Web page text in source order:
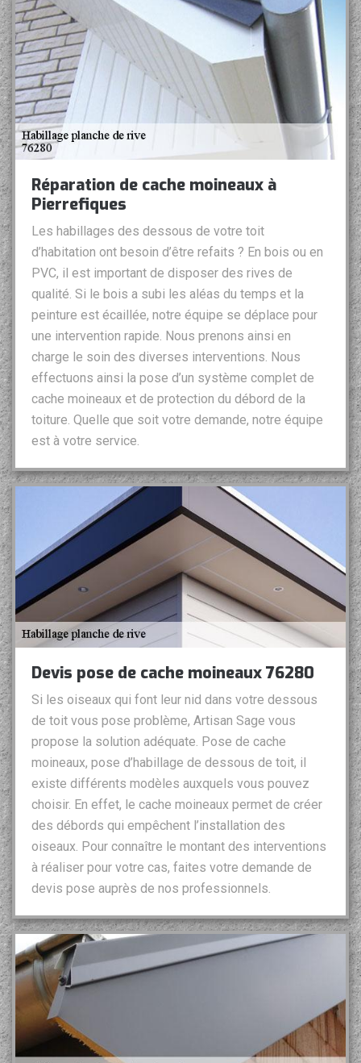
Réparation de cache moineaux à
Pierrefiques
Les habillages des dessous de votre toit
d’habitation ont besoin d’être refaits ? En bois ou en
PVC, il est important de disposer des rives de
qualité. Si le bois a subi les aléas du temps et la
peinture est écaillée, notre équipe se déplace pour
une intervention rapide. Nous prenons ainsi en
charge le soin des diverses interventions. Nous
effectuons ainsi la pose d’un système complet de
cache moineaux et de protection du débord de la
toiture. Quelle que soit votre demande, notre équipe
est à votre service.
Devis pose de cache moineaux 76280
Si les oiseaux qui font leur nid dans votre dessous
de toit vous pose problème, Artisan Sage vous
propose la solution adéquate. Pose de cache
moineaux, pose d’habillage de dessous de toit, il
existe différents modèles auxquels vous pouvez
choisir. En effet, le cache moineaux permet de créer
des débords qui empêchent l’installation des
oiseaux. Pour connaître le montant des interventions
à réaliser pour votre cas, faites votre demande de
devis pose auprès de nos professionnels.